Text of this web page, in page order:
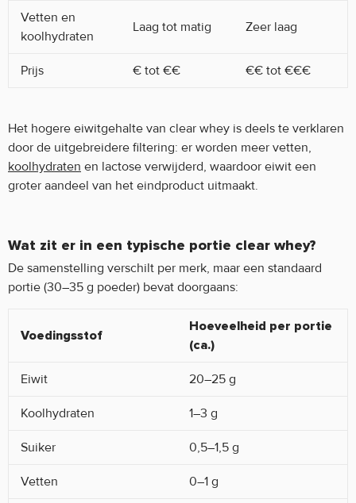
Vetten en
koolhydraten
Laag tot matig Zeer laag
Prijs € tot €€ €€ tot €€€
Het hogere eiwitgehalte van clear whey is deels te verklaren
door de uitgebreidere filtering: er worden meer vetten,
koolhydraten en lactose verwijderd, waardoor eiwit een
groter aandeel van het eindproduct uitmaakt.
Wat zit er in een typische portie clear whey?
De samenstelling verschilt per merk, maar een standaard
portie (30–35 g poeder) bevat doorgaans:
Voedingsstof
Hoeveelheid per portie
(ca.)
Eiwit 20–25 g
Koolhydraten 1–3 g
Suiker 0,5–1,5 g
Vetten 0–1 g